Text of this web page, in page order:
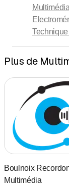
Multimédia
Plus de
Boulnoix
Multimédia